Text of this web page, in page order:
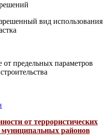
вид использования
от предельных параметров
от террористических
муниципальных районов